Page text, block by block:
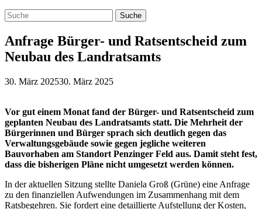
Anfrage Bürger- und Ratsentscheid zum
Neubau des Landratsamts
30. März 202530. März 2025
Vor gut einem Monat fand der Bürger- und Ratsentscheid zum
geplanten Neubau des Landratsamts statt. Die Mehrheit der
Bürgerinnen und Bürger sprach sich deutlich gegen das
Verwaltungsgebäude sowie gegen jegliche weiteren
Bauvorhaben am Standort Penzinger Feld aus. Damit steht fest,
dass die bisherigen Pläne nicht umgesetzt werden können.
In der aktuellen Sitzung stellte Daniela Groß (Grüne) eine Anfrage
zu den finanziellen Aufwendungen im Zusammenhang mit dem
Ratsbegehren. Sie fordert eine detaillierte Aufstellung der Kosten,